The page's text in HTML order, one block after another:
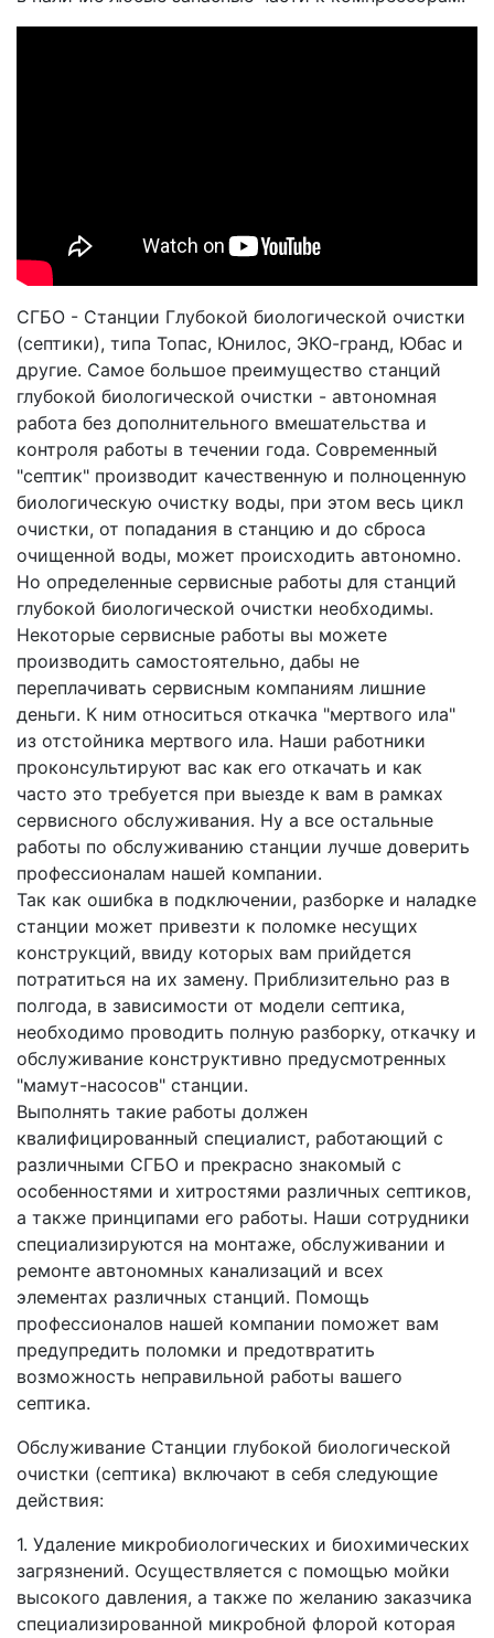
СГБО - Станции Глубокой биологической очистки
(септики), типа Топас, Юнилос, ЭКО-гранд, Юбас и
другие. Самое большое преимущество станций
глубокой биологической очистки - автономная
работа без дополнительного вмешательства и
контроля работы в течении года. Современный
"септик" производит качественную и полноценную
биологическую очистку воды, при этом весь цикл
очистки, от попадания в станцию и до сброса
очищенной воды, может происходить автономно.
Но определенные сервисные работы для станций
глубокой биологической очистки необходимы.
Некоторые сервисные работы вы можете
производить самостоятельно, дабы не
переплачивать сервисным компаниям лишние
деньги. К ним относиться откачка "мертвого ила"
из отстойника мертвого ила. Наши работники
проконсультируют вас как его откачать и как
часто это требуется при выезде к вам в рамках
сервисного обслуживания. Ну а все остальные
работы по обслуживанию станции лучше доверить
профессионалам нашей компании.
Так как ошибка в подключении, разборке и наладке
станции может привезти к поломке несущих
конструкций, ввиду которых вам прийдется
потратиться на их замену. Приблизительно раз в
полгода, в зависимости от модели септика,
необходимо проводить полную разборку, откачку и
обслуживание конструктивно предусмотренных
"мамут-насосов" станции.
Выполнять такие работы должен
квалифицированный специалист, работающий с
различными СГБО и прекрасно знакомый с
особенностями и хитростями различных септиков,
а также принципами его работы. Наши сотрудники
специализируются на монтаже, обслуживании и
ремонте автономных канализаций и всех
элементах различных станций. Помощь
профессионалов нашей компании поможет вам
предупредить поломки и предотвратить
возможность неправильной работы вашего
септика.
Обслуживание Станции глубокой биологической
очистки (септика) включают в себя следующие
действия:
1. Удаление микробиологических и биохимических
загрязнений. Осуществляется с помощью мойки
высокого давления, а также по желанию заказчика
специализированной микробной флорой которая